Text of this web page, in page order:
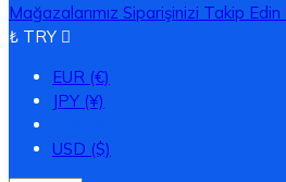
Mağazalarımız Siparişinizi Takip Edin
₺ TRY 
EUR (€)
JPY (¥)
USD ($)